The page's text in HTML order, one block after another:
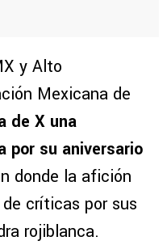
y Alto
Mexicana de
de X una
por su aniversario
donde la afición
críticas por sus
rojiblanca.